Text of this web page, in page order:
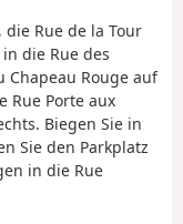
die Rue de la Tour
die Rue des
Rouge auf
Rue Porte aux
Biegen Sie in
Sie den Parkplatz
in die Rue